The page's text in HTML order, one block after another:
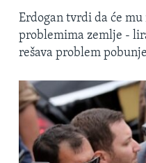
Erdogan tvrdi da će mu
problemima zemlje -
rešava problem